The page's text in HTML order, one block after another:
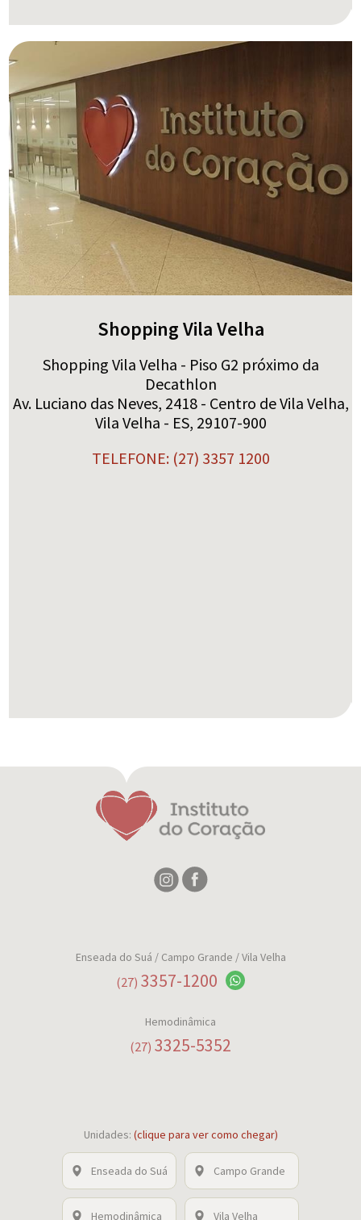
Shopping Vila Velha
Shopping Vila Velha - Piso G2 próximo da
Decathlon
Av. Luciano das Neves, 2418 - Centro de Vila Velha,
Vila Velha - ES, 29107-900
TELEFONE: (27) 3357 1200
Enseada do Suá / Campo Grande / Vila Velha
(27) 3357-1200
Hemodinâmica
(27) 3325-5352
Unidades: (clique para ver como chegar)
Enseada do Suá Campo Grande
Hemodinâmica Vila Velha